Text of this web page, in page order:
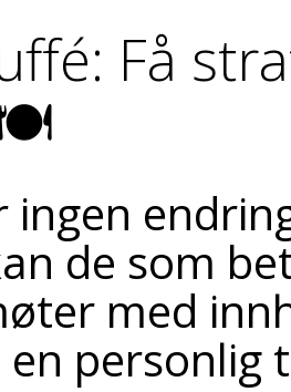
Få
🍽️
ingen
de som
med
en personlig